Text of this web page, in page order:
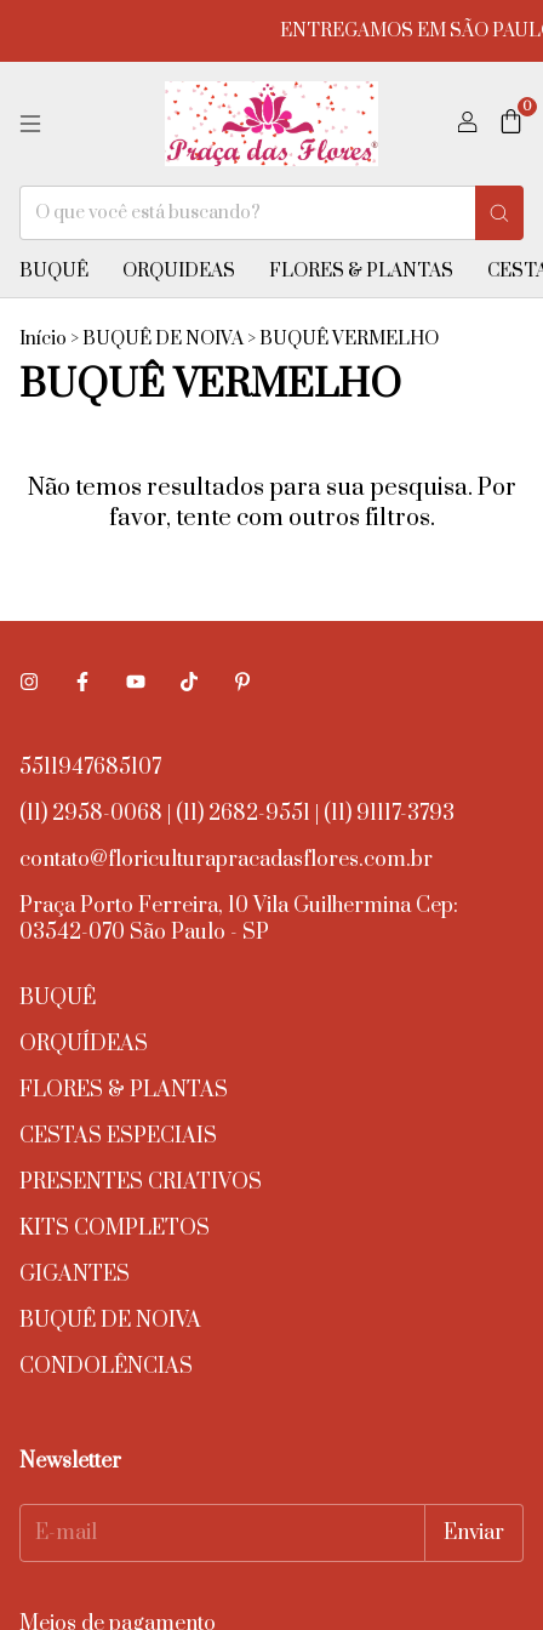
ENTREGAMOS EM SÃO
0
BUQUÊ ORQUIDEAS FLORES & PLANTAS
Início >BUQUÊ DE NOIVA >BUQUÊ VERMELHO
BUQUÊ VERMELHO
Não temos resultados para sua pesquisa. Por
favor, tente com outros filtros.
5511947685107
(11) 2958-0068 | (11) 2682-9551 | (11) 91117-3793
contato@floriculturapracadasflores.com.br
Praça Porto Ferreira, 10 Vila Guilhermina Cep:
03542-070 São Paulo - SP
BUQUÊ
ORQUÍDEAS
FLORES & PLANTAS
CESTAS ESPECIAIS
PRESENTES CRIATIVOS
KITS COMPLETOS
GIGANTES
BUQUÊ DE NOIVA
CONDOLÊNCIAS
Newsletter
Meios de pagamento